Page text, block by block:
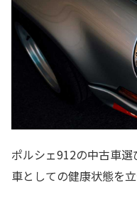
ポルシェ912の中古車選
車としての健康状態を